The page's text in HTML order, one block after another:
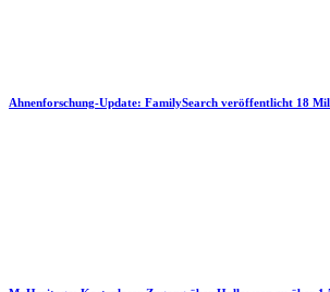
Ahnenforschung-Update: FamilySearch veröffentlicht 18